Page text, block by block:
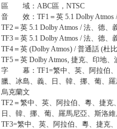
區 域：ABC區，NTSC
音 效：TF1＝英 5.1 Dolby Atmos /
TF2＝英 5.1 Dolby Atmos / 法、德、
TF3＝英 5.1 Dolby Atmos / 法、德、
TF4＝英 (Dolby Atmos) / 普通話 (杜
TF5＝英 Dolby Atmos, 捷克、印地
字 幕：TF1=繁中、英、阿拉伯、
臘、冰島、義、日、韓、挪、葡、
烏克蘭文
TF2＝繁中、英、阿拉伯、粵、捷克
日、韓、挪、葡、羅馬尼亞、斯洛
TF3=繁中、英、阿拉伯、粵、捷克